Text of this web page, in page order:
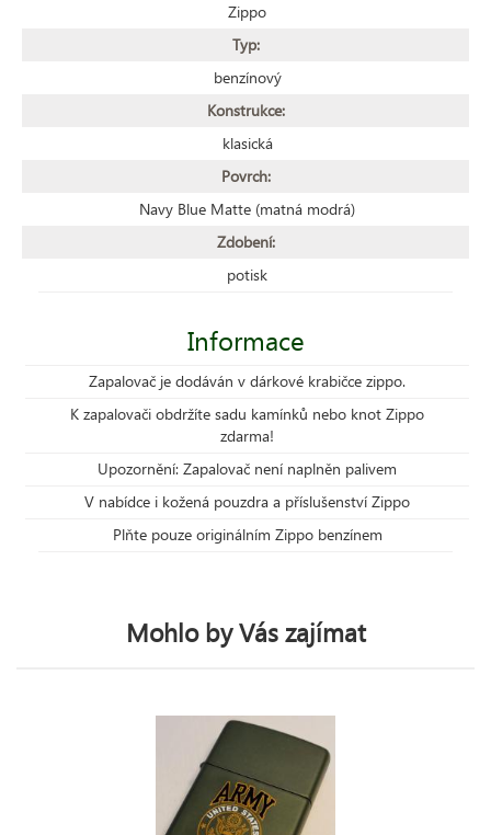
Zippo
Typ:
benzínový
Konstrukce:
klasická
Povrch:
Navy Blue Matte (matná modrá)
Zdobení:
potisk
Informace
Zapalovač je dodáván v dárkové krabičce zippo.
K zapalovači obdržíte sadu kamínků nebo knot Zippo
zdarma!
Upozornění: Zapalovač není naplněn palivem
V nabídce i kožená pouzdra a příslušenství Zippo
Plňte pouze originálním Zippo benzínem
Mohlo by Vás zajímat